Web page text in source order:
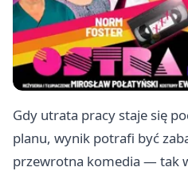
Gdy utrata pracy staje się
planu, wynik potrafi być
przewrotna komedia — tak